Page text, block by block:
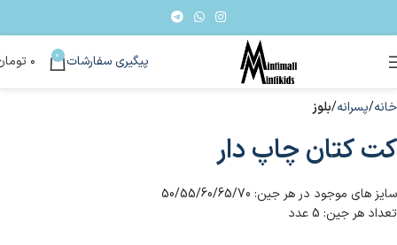
پیگیری سفارشات 0 ۰
خانه پسرانه بلوز
کت کتان چاپ دار
سایز های موجود در هر جین: 50/55/60/65/70
تعداد هر جین: 5 عدد